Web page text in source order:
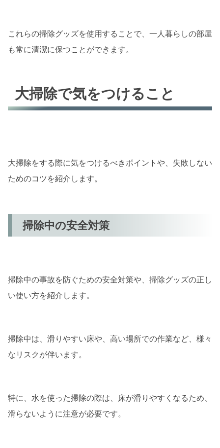
これらの掃除グッズを使用することで、一人暮らしの部屋
も常に清潔に保つことができます。
大掃除で気をつけること
大掃除をする際に気をつけるべきポイントや、失敗しない
ためのコツを紹介します。
掃除中の安全対策
掃除中の事故を防ぐための安全対策や、掃除グッズの正し
い使い方を紹介します。
掃除中は、滑りやすい床や、高い場所での作業など、様々
なリスクが伴います。
特に、水を使った掃除の際は、床が滑りやすくなるため、
滑らないように注意が必要です。